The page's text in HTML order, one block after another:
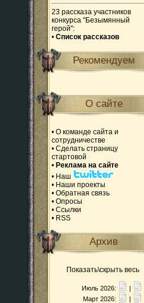
23 рассказа участников
конкурса "Безымянный
герой":
• Список рассказов
Рекомендуем
О сайте
• О команде сайта и
сотрудничестве
• Сделать страницу
стартовой
• Реклама на сайте
• Наш
• Наши проекты
• Обратная связь
• Опросы
• Ссылки
• RSS
Архив
Показать\скрыть весь
Июль 2026:
|
Март 2026:
|